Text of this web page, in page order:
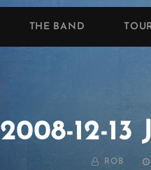
THE BAND
2008-12-13
BY ROB